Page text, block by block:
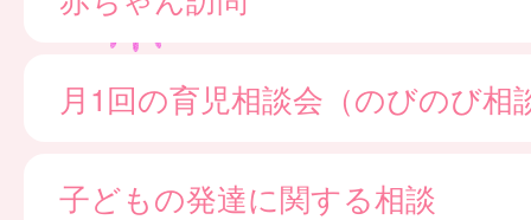
月1回の育児相談会（のびのび相
子どもの発達に関する相談